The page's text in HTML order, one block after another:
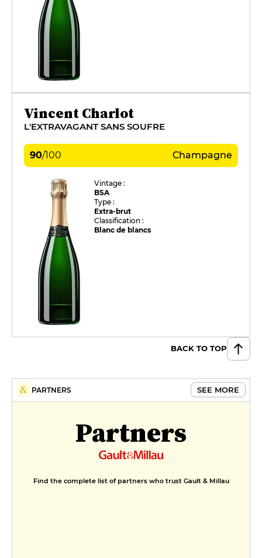
Vincent Charlot
L'EXTRAVAGANT SANS SOUFRE
90/100 Champagne
Vintage :
BSA
Type :
Extra-brut
Classification :
Blanc de blancs
BACK TO TOP
PARTNERS SEE MORE
Partners
Find the complete list of partners who trust Gault & Millau